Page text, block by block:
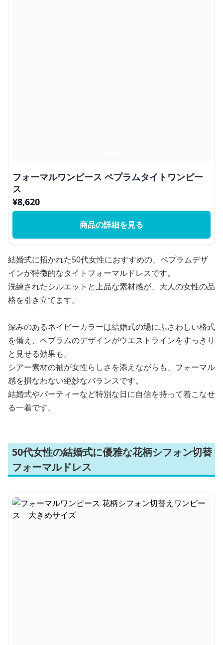
フォーマルワンピース ペプラムタイトワンピー
ス
¥8,620
商品の詳細を見る
結婚式に招かれた50代女性におすすめの、ペプラムデザ
インが特徴的なタイトフォーマルドレスです。
洗練されたシルエットと上品な素材感が、大人の女性の品
格を引き立てます。
深みのあるネイビーカラーは結婚式の場にふさわしい格式
を備え、ペプラムのデザインがウエストラインをすっきり
と見せる効果も。
シアー素材の袖が女性らしさを添えながらも、フォーマル
感を損なわない絶妙なバランスです。
結婚式やパーティーなど特別な日に自信を持って着こなせ
る一着です。
50代女性の結婚式に優雅な花柄シフォン切替
フォーマルドレス